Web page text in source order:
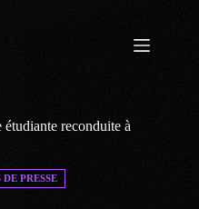
reconduite à
PRESSE